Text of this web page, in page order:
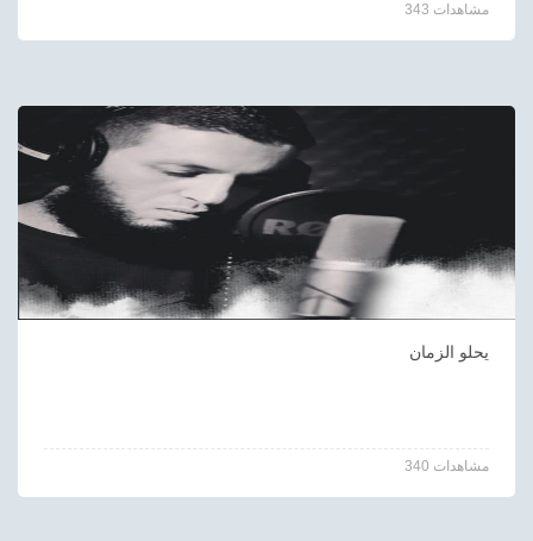
343 مشاهدات
يحلو الزمان
340 مشاهدات